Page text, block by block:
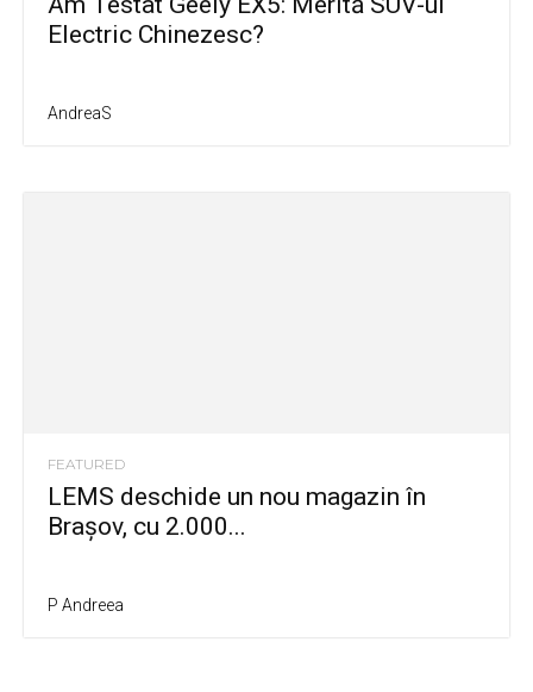
Electric Chinezesc?
AndreaS
FEATURED
LEMS deschide un nou magazin în
Brașov, cu 2.000...
P Andreea